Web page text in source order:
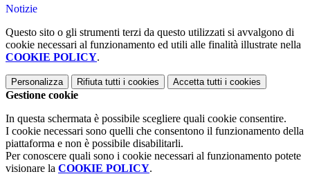
Notizie
Questo sito o gli strumenti terzi da questo utilizzati si avvalgono di
cookie necessari al funzionamento ed utili alle finalità illustrate nella
COOKIE POLICY.
Personalizza Rifiuta tutti i cookies Accetta tutti i cookies
Gestione cookie
In questa schermata è possibile scegliere quali cookie consentire.
I cookie necessari sono quelli che consentono il funzionamento della
piattaforma e non è possibile disabilitarli.
Per conoscere quali sono i cookie necessari al funzionamento potete
visionare la COOKIE POLICY.